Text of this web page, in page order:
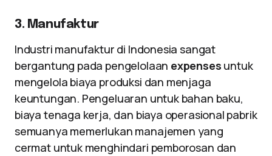
3. Manufaktur
Industri manufaktur di Indonesia sangat
bergantung pada pengelolaan expenses untuk
mengelola biaya produksi dan menjaga
keuntungan. Pengeluaran untuk bahan baku,
biaya tenaga kerja, dan biaya operasional pabrik
semuanya memerlukan manajemen yang
cermat untuk menghindari pemborosan dan